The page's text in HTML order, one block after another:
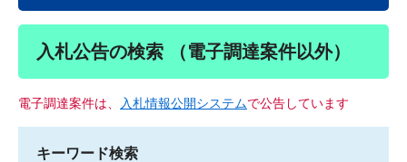
入札公告の検索 （電子調達案件以外）
電子調達案件は、 入札情報公開システムで公告しています
キーワード検索